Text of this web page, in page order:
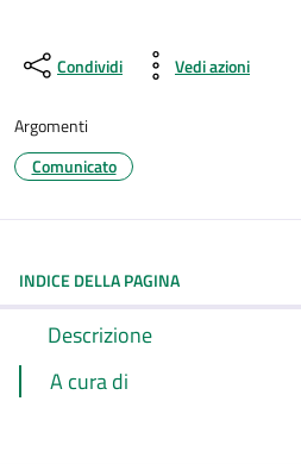
Condividi Vedi azioni
Argomenti
Comunicato
INDICE DELLA PAGINA
Descrizione
A cura di